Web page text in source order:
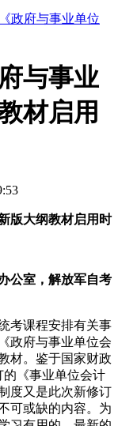
政府与事业单位
与事业
材启用
版大纲教材启用时
公室，解放军自考
考课程安排有关事
政府与事业单位会
材。鉴于国家财政
的《事业单位会计
度又是此次新修订
可或缺的内容。为